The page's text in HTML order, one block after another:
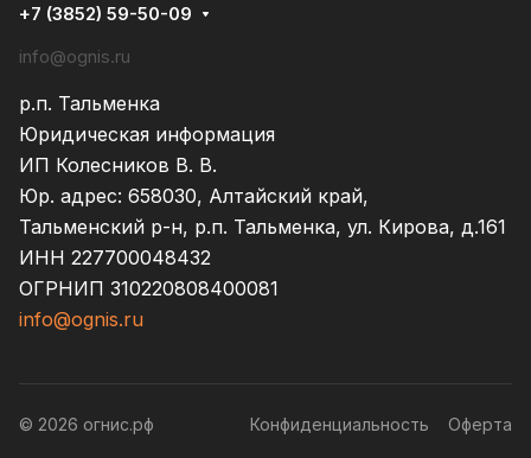
+7 (3852) 59-50-09
info@ognis.ru
р.п. Тальменка
Юридическая информация
ИП Колесников В. В.
Юр. адрес: 658030, Алтайский край,
Тальменский р-н, р.п. Тальменка, ул. Кирова, д.161
ИНН 227700048432
ОГРНИП 310220808400081
info@ognis.ru
© 2026 огнис.рф Конфиденциальность Оферта